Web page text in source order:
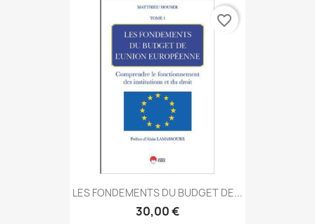
LES FONDEMENTS DU BUDGET DE...
30,00 €
favorite_border